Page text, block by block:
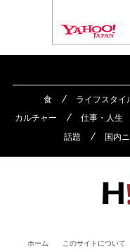
食 ライフスタイ
カルチャー
仕事・人生
話題
国内
ホーム このサイトについて